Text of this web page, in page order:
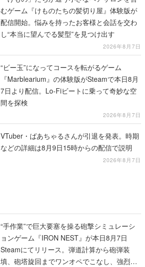
むゲーム『けものたちの髪切り屋』体験版が
配信開始。悩みを持ったお客様と会話を交わ
し“本当に望んでる髪型”を見つけ出す
2026年8月7日
“ビー玉”になってコースを転がるゲーム
『Marblearium』の体験版がSteamで本日8月
7日より配信。Lo-Fiビートに乗って奇妙な空
間を探検
2026年8月7日
VTuber・ばあちゃるさんが引退を発表。時期
などの詳細は8月9日15時からの配信で説明
2026年8月7日
“手作業”で巨大要塞を操る砲撃シミュレーシ
ョンゲーム『IRON NEST』が本日8月7日
Steamにてリリース。弾道計算から砲弾装
填、砲塔旋回までワンオペでこなし、強烈な